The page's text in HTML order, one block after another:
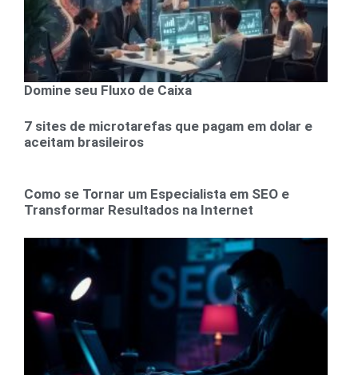
Domine seu Fluxo de Caixa
7 sites de microtarefas que pagam em dolar e
aceitam brasileiros
Como se Tornar um Especialista em SEO e
Transformar Resultados na Internet